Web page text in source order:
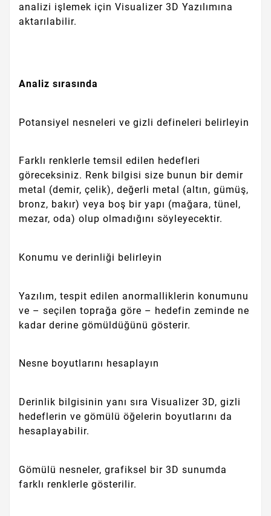
analizi işlemek için Visualizer 3D Yazılımına
aktarılabilir.
Analiz sırasında
Potansiyel nesneleri ve gizli defineleri belirleyin
Farklı renklerle temsil edilen hedefleri
göreceksiniz. Renk bilgisi size bunun bir demir
metal (demir, çelik), değerli metal (altın, gümüş,
bronz, bakır) veya boş bir yapı (mağara, tünel,
mezar, oda) olup olmadığını söyleyecektir.
Konumu ve derinliği belirleyin
Yazılım, tespit edilen anormalliklerin konumunu
ve – seçilen toprağa göre – hedefin zeminde ne
kadar derine gömüldüğünü gösterir.
Nesne boyutlarını hesaplayın
Derinlik bilgisinin yanı sıra Visualizer 3D, gizli
hedeflerin ve gömülü öğelerin boyutlarını da
hesaplayabilir.
Gömülü nesneler, grafiksel bir 3D sunumda
farklı renklerle gösterilir.